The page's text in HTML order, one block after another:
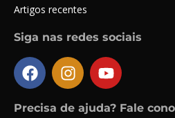
Artigos recentes
Siga nas redes sociais
Precisa de ajuda? Fale